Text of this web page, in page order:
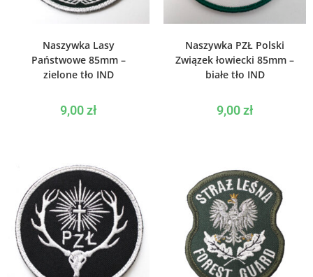
Naszywka Lasy
Państwowe 85mm –
zielone tło IND
9,00zł
Naszywka PZŁ Polski
Związek łowiecki 85mm –
białe tło IND
9,00zł